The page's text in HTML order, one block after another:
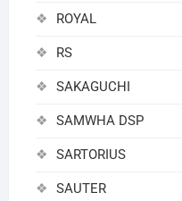
ROYAL
RS
SAKAGUCHI
SAMWHA DSP
SARTORIUS
SAUTER